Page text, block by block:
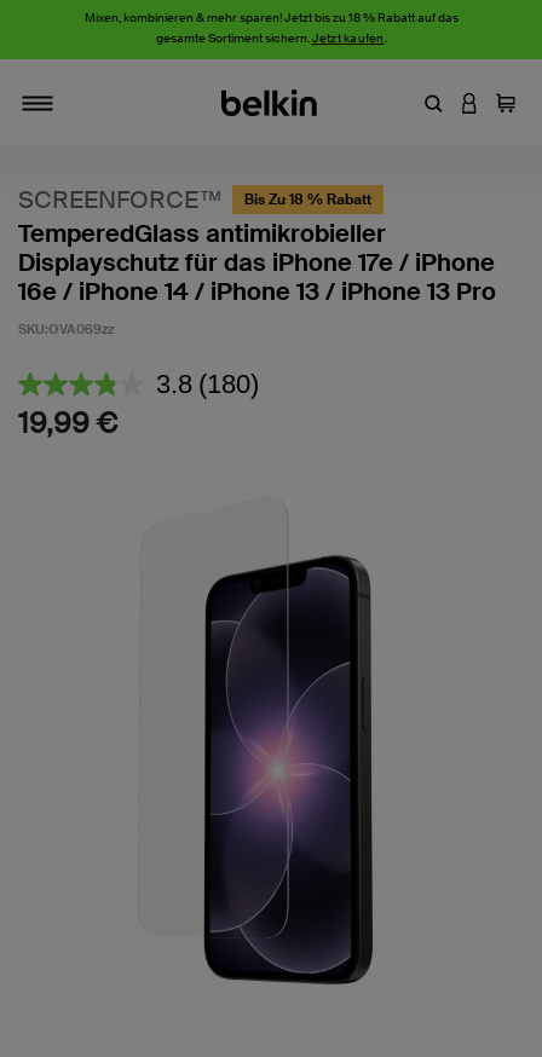
Mixen, kombinieren & mehr sparen! Jetzt bis zu 18 % Rabatt auf das
gesamte Sortiment sichern.Jetzt kaufen.
Stichwort
AN
SCREENFORCE™ Bis Zu 18 % Rabatt
TemperedGlass antimikrobieller
Displayschutz für das iPhone 17e / iPhone
16e / iPhone 14 / iPhone 13 / iPhone 13 Pro
SKU:OVA069zz
3,4 von 5 Kundenrezension
3.8 180
(180)
19,99 €